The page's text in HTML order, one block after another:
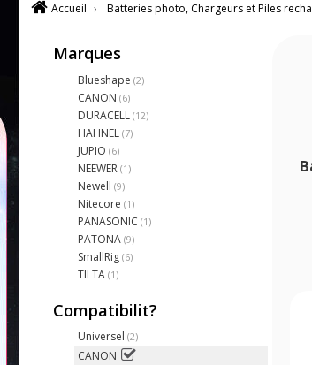
Accueil › Batteries photo, Chargeurs et Piles
Marques
Blueshape (2)
CANON (6)
DURACELL (12)
HAHNEL (7)
JUPIO (6)
NEEWER (1)
Newell (9)
Nitecore (1)
PANASONIC (1)
PATONA (9)
SmallRig (6)
TILTA (1)
Compatibilit?
Universel (2)
CANON